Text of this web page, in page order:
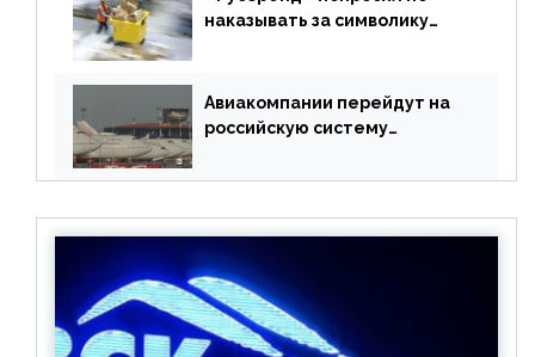
наказывать за символику
Авиакомпании перейдут на
российскую систему